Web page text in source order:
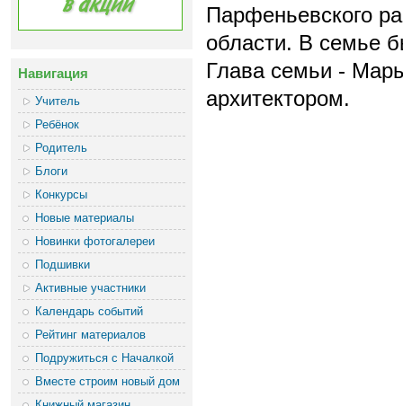
Навигация
Учитель
Ребёнок
Родитель
Блоги
Конкурсы
Новые материалы
Новинки фотогалереи
Подшивки
Активные участники
Календарь событий
Рейтинг материалов
Подружиться с Началкой
Вместе строим новый дом
Парфеньевского
области. В семье
Глава семьи -
архитектором.